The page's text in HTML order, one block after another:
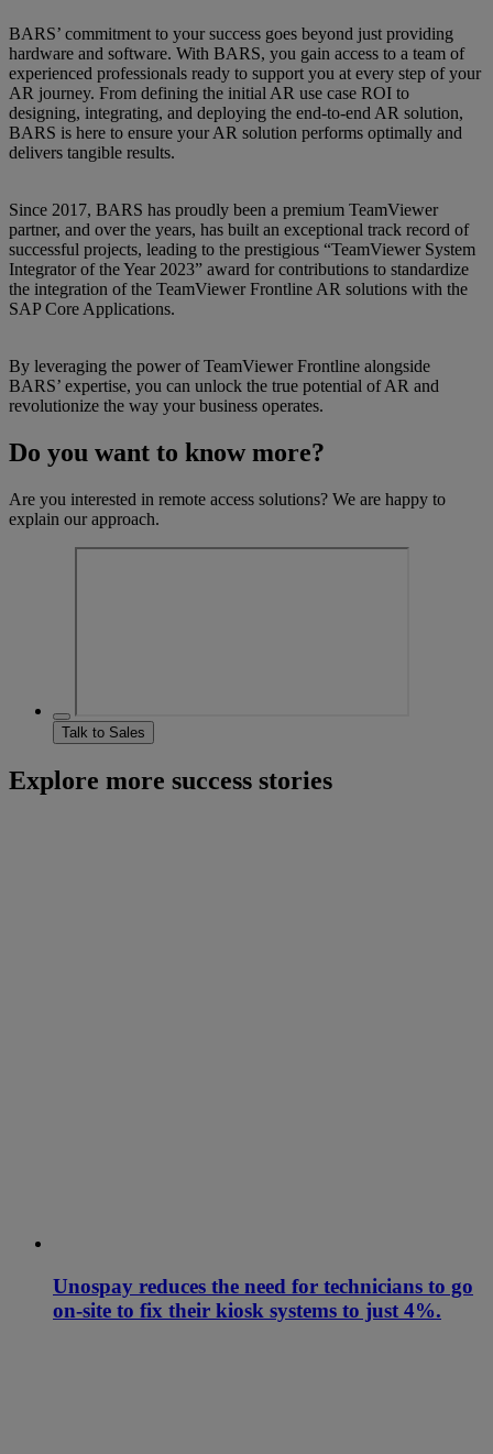
BARS’ commitment to your success goes beyond just providing
hardware and software. With BARS, you gain access to a team of
experienced professionals ready to support you at every step of your
AR journey. From defining the initial AR use case ROI to
designing, integrating, and deploying the end-to-end AR solution,
BARS is here to ensure your AR solution performs optimally and
delivers tangible results.
Since 2017, BARS has proudly been a premium TeamViewer
partner, and over the years, has built an exceptional track record of
successful projects, leading to the prestigious “TeamViewer System
Integrator of the Year 2023” award for contributions to standardize
the integration of the TeamViewer Frontline AR solutions with the
SAP Core Applications.
By leveraging the power of TeamViewer Frontline alongside
BARS’ expertise, you can unlock the true potential of AR and
revolutionize the way your business operates.
Do you want to know more?
Are you interested in remote access solutions? We are happy to
explain our approach.
Talk to Sales
Explore more success stories
Unospay reduces the need for technicians to go
on-site to fix their kiosk systems to just 4%.